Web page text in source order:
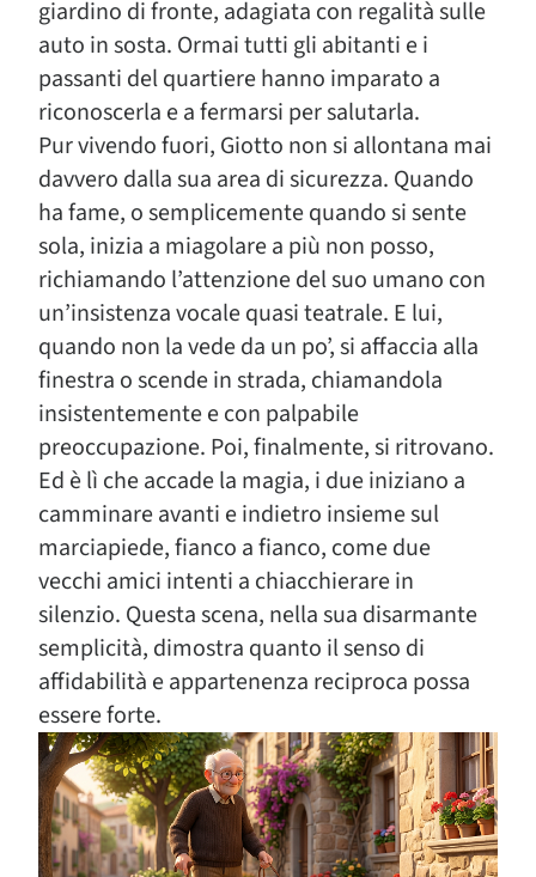
giardino di fronte, adagiata con regalità sulle
auto in sosta. Ormai tutti gli abitanti e i
passanti del quartiere hanno imparato a
riconoscerla e a fermarsi per salutarla.
Pur vivendo fuori, Giotto non si allontana mai
davvero dalla sua area di sicurezza. Quando
ha fame, o semplicemente quando si sente
sola, inizia a miagolare a più non posso,
richiamando l’attenzione del suo umano con
un’insistenza vocale quasi teatrale. E lui,
quando non la vede da un po’, si affaccia alla
finestra o scende in strada, chiamandola
insistentemente e con palpabile
preoccupazione. Poi, finalmente, si ritrovano.
Ed è lì che accade la magia, i due iniziano a
camminare avanti e indietro insieme sul
marciapiede, fianco a fianco, come due
vecchi amici intenti a chiacchierare in
silenzio. Questa scena, nella sua disarmante
semplicità, dimostra quanto il senso di
affidabilità e appartenenza reciproca possa
essere forte.